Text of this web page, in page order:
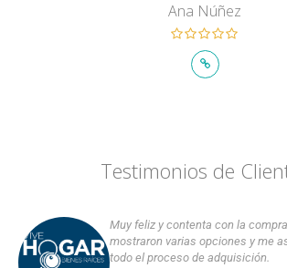
Ana Núñez
Testimonios de
Muy feliz y contenta con la
mostraron varias opciones y me
todo el proceso de adquisición.